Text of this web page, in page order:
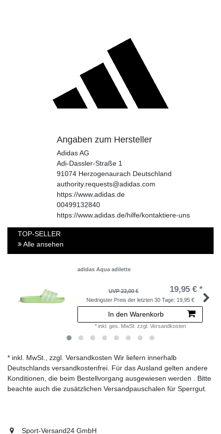
Angaben zum Hersteller
Adidas AG
Adi-Dassler-Straße 1
91074 Herzogenaurach Deutschland
authority.requests@adidas.com
https://www.adidas.de
00499132840
https://www.adidas.de/hilfe/kontaktiere-uns
TOP-SELLER
Alle ansehen
adidas Aqua adilette
UVP 23,00 € 19,95 € *
Niedrigster Preis der letzten 30 Tage: 19,95 €
In den Warenkorb
* inkl. ges. MwSt. zzgl. Versandkosten
* inkl. MwSt., zzgl. Versandkosten Wir liefern innerhalb
Deutschlands versandkostenfrei. Für das Ausland gelten andere
Konditionen, die beim Bestellvorgang ausgewiesen werden . Bitte
beachte auch die zusätzlichen Versandpauschalen für Sperrgut.
Sport-Versand24 GmbH